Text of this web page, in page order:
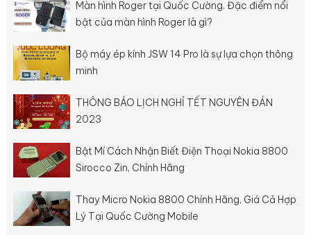
Màn hình Roger tại Quốc Cường. Đặc điểm nổi
bật của màn hình Roger là gì?
Bộ máy ép kính JSW 14 Pro là sự lựa chọn thông
minh
THÔNG BÁO LỊCH NGHỈ TẾT NGUYÊN ĐÁN
2023
Bật Mí Cách Nhận Biết Điện Thoại Nokia 8800
Sirocco Zin, Chính Hãng
Thay Micro Nokia 8800 Chính Hãng, Giá Cả Hợp
Lý Tại Quốc Cường Mobile